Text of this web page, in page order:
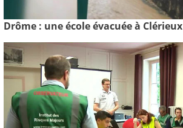
Drôme : une école évacuée à Clérieux